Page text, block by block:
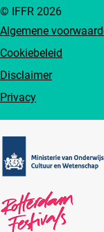
Algemene
Cookiebeleid
Disclaimer
Privacy
© IFFR 2026